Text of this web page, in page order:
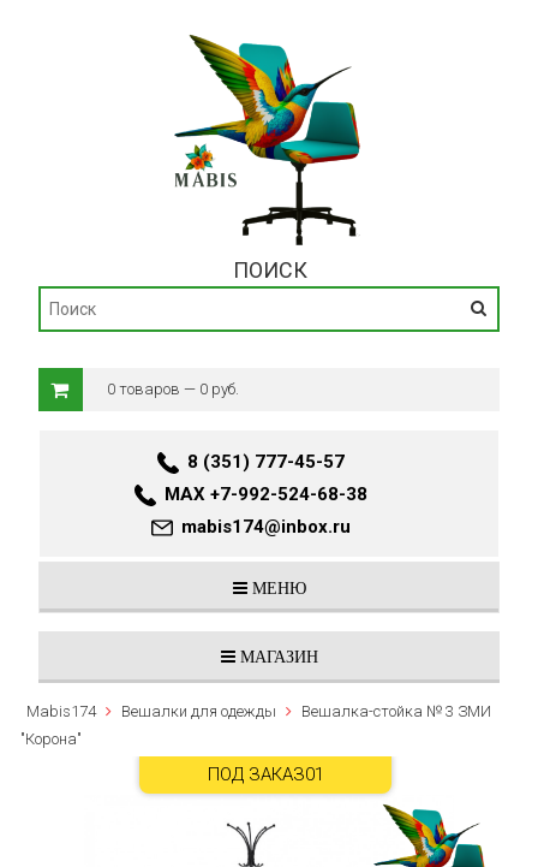
ПОИСК
0 товаров — 0 руб.
8 (351) 777-45-57
MAX +7-992-524-68-38
mabis174@inbox.ru
МЕНЮ
МАГАЗИН
Mabis174 Вешалки для одежды
Вешалка-стойка № 3 ЗМИ
"Корона"
ПОД ЗАКАЗ01